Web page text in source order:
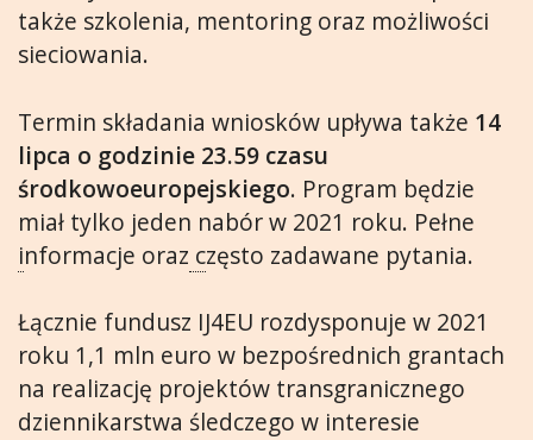
także szkolenia, mentoring oraz możliwości
sieciowania.
Termin składania wniosków upływa także 14
lipca o godzinie 23.59 czasu
środkowoeuropejskiego. Program będzie
miał tylko jeden nabór w 2021 roku. Pełne
informacje oraz często zadawane pytania.
Łącznie fundusz IJ4EU rozdysponuje w 2021
roku 1,1 mln euro w bezpośrednich grantach
na realizację projektów transgranicznego
dziennikarstwa śledczego w interesie